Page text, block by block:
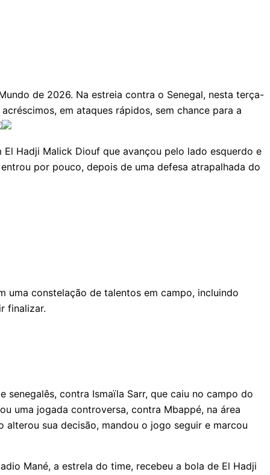
de 2026. Na estreia contra o Senegal, nesta terça-
em ataques rápidos, sem chance para a
Hadji Malick Diouf que avançou pelo lado esquerdo e
por pouco, depois de uma defesa atrapalhada do
uma constelação de talentos em campo, incluindo
finalizar.
contra Ismaïla Sarr, que caiu no campo do
uma jogada controversa, contra Mbappé, na área
alterou sua decisão, mandou o jogo seguir e marcou
Mané, a estrela do time, recebeu a bola de El Hadji